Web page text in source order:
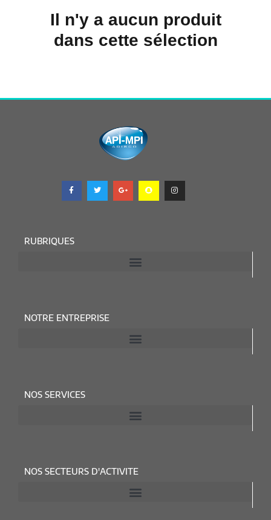
Il n'y a aucun produit
dans cette sélection
RUBRIQUES
NOTRE ENTREPRISE
NOS SERVICES
NOS SECTEURS D'ACTIVITE